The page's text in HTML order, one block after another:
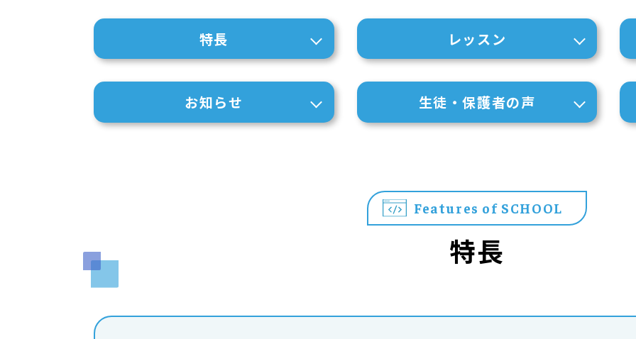
特長 レッスン
お知らせ 生徒・保護者の声
Features of SCHOOL
特長